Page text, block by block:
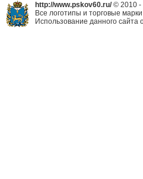
http://www.pskov60.ru/© 2010 -
Все логотипы и торговые
Использование данного сайта